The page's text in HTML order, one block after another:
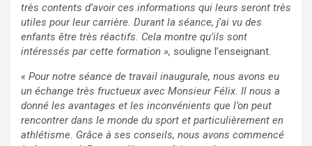
très contents d’avoir ces informations qui leurs seront très
utiles pour leur carrière. Durant la séance, j’ai vu des
enfants être très réactifs. Cela montre qu’ils sont
intéressés par cette formation », souligne l’enseignant.
« Pour notre séance de travail inaugurale, nous avons eu
un échange très fructueux avec Monsieur Félix. Il nous a
donné les avantages et les inconvénients que l’on peut
rencontrer dans le monde du sport et particulièrement en
athlétisme. Grâce à ses conseils, nous avons commencé